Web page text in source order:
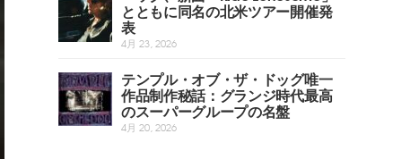
とともに同名の北米ツアー開催発
表
4月 23, 2026
テンプル・オブ・ザ・ドッグ唯一
作品制作秘話：グランジ時代最高
のスーパーグループの名盤
4月 20, 2026